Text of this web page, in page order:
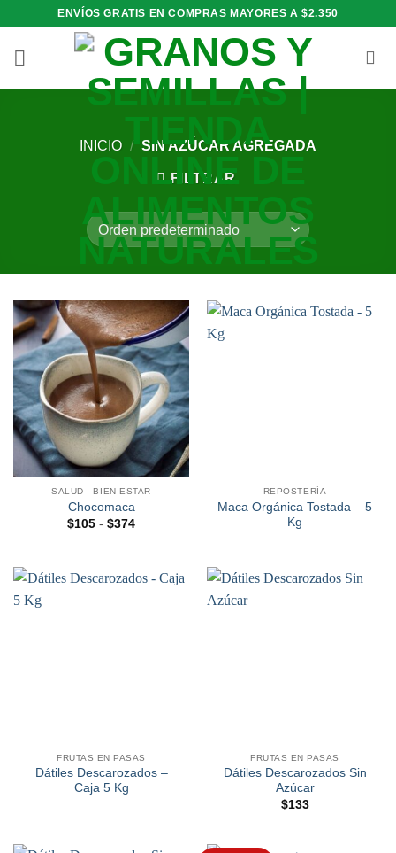
contenido
ENVÍOS GRATIS EN COMPRAS MAYORES A $2.350
INICIO / SIN AZÚCAR AGREGADA
FILTRAR
SALUD - BIEN ESTAR
Chocomaca
$105 - $374Rango
hasta
REPOSTERÍA
Maca Orgánica Tostada – 5
Kg
FRUTAS EN PASAS
Dátiles Descarozados –
Caja 5 Kg
FRUTAS EN PASAS
Dátiles Descarozados Sin
Azúcar
$133